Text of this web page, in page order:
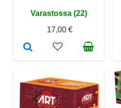
Varastossa (22)
17,00 €